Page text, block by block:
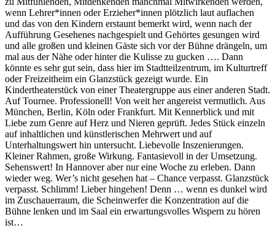
wenn Lehrer*innen oder Erzieher*innen plötzlich laut auflachen
und das von den Kindern erstaunt bemerkt wird, wenn nach der
Aufführung Gesehenes nachgespielt und Gehörtes gesungen wird
und alle großen und kleinen Gäste sich vor der Bühne drängeln, um
mal aus der Nähe oder hinter die Kulisse zu gucken …. Dann
könnte es sehr gut sein, dass hier im Stadtteilzentrum, im Kulturtreff
oder Freizeitheim ein Glanzstück gezeigt wurde. Ein
Kindertheaterstück von einer Theatergruppe aus einer anderen Stadt.
Auf Tournee. Professionell! Von weit her angereist vermutlich. Aus
München, Berlin, Köln oder Frankfurt. Mit Kennerblick und mit
Liebe zum Genre auf Herz und Nieren geprüft. Jedes Stück einzeln
auf inhaltlichen und künstlerischen Mehrwert und auf
Unterhaltungswert hin untersucht. Liebevolle Inszenierungen.
Kleiner Rahmen, große Wirkung. Fantasievoll in der Umsetzung.
Sehenswert! In Hannover aber nur eine Woche zu erleben. Dann
wieder weg. Wer’s nicht gesehen hat – Chance verpasst. Glanzstück
verpasst. Schlimm! Lieber hingehen! Denn … wenn es dunkel wird
im Zuschauerraum, die Scheinwerfer die Konzentration auf die
Bühne lenken und im Saal ein erwartungsvolles Wispern zu hören
ist…